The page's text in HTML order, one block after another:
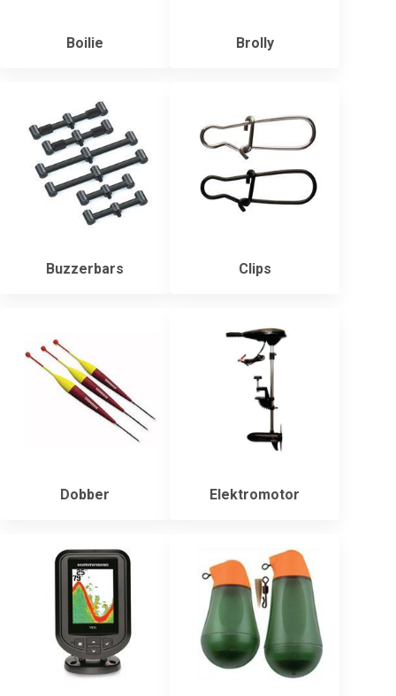
Boilie Brolly
Buzzerbars Clips
Dobber Elektromotor